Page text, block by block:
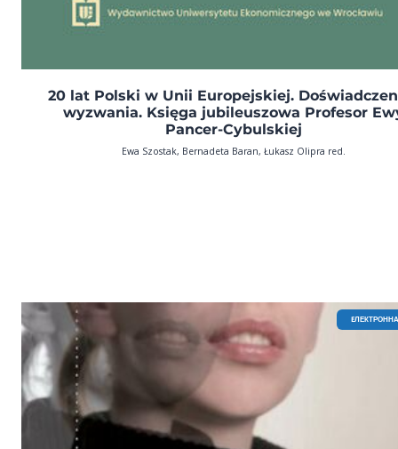
20 lat Polski w Unii Europejskiej.
wyzwania. Księga jubileuszowa Profesor
Pancer-Cybulskiej
Ewa Szostak, Bernadeta Baran, Łukasz Olipra red.